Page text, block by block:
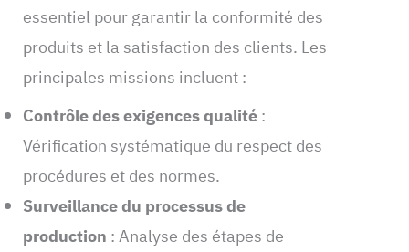
essentiel pour garantir la conformité des
produits et la satisfaction des clients. Les
principales missions incluent :
Contrôle des exigences qualité:
Vérification systématique du respect des
procédures et des normes.
Surveillance du processus de
production : Analyse des étapes de